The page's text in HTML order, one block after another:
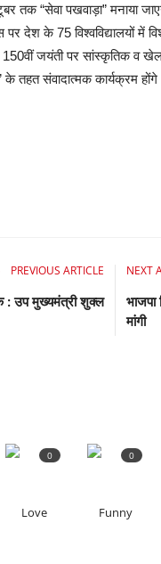
तक “सेवा पखवाड़ा” मनाया
देश के 75 विश्वविद्यालयों में
जयंती पर सांस्कृतिक व
के तहत संवादात्मक कार्यक्रम
PREVIOUS ARTICLE
: उप मुख्यमंत्री शुक्ल
NEXT
मांगी
Love
0
Funny
0